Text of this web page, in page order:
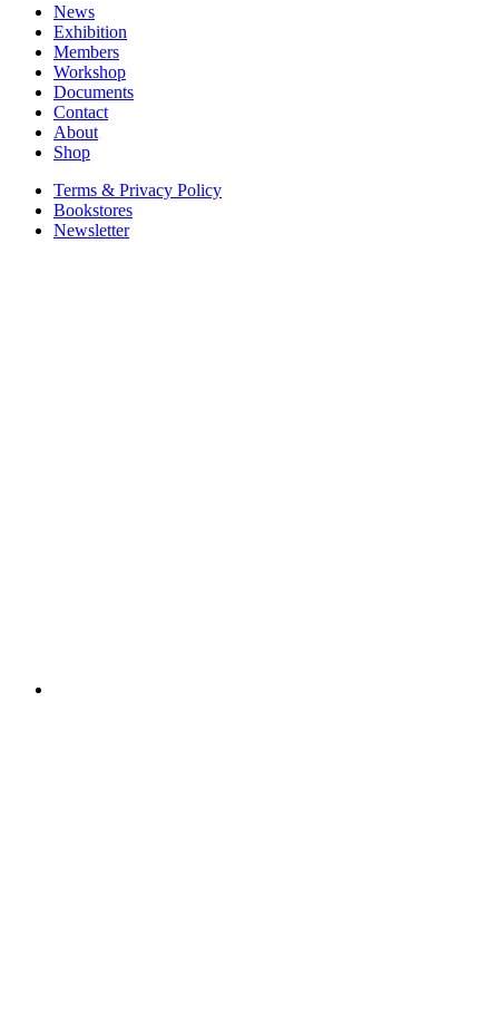
News
Exhibition
Members
Workshop
Documents
Contact
About
Shop
Terms & Privacy Policy
Bookstores
Newsletter